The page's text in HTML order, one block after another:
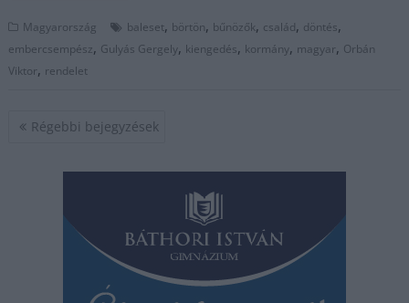
Magyarország baleset, börtön, bűnözők, család, döntés,
embercsempész, Gulyás Gergely, kiengedés, kormány, magyar, Orbán
Viktor, rendelet
Bejegyzés
Régebbi bejegyzések